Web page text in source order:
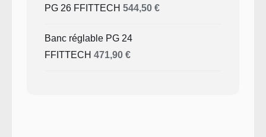
PG 26 FFITTECH 544,50€
Banc réglable PG 24
FFITTECH 471,90€